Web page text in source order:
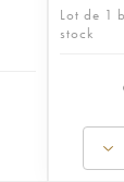
Lot de 1
stock